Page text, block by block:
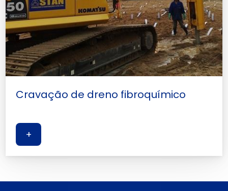
Cravação de dreno fibroquímico
+